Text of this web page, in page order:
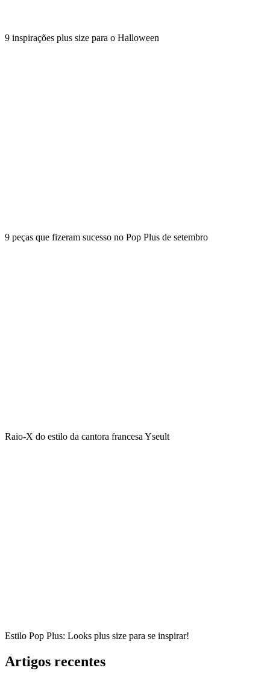
9 inspirações plus size para o Halloween
9 peças que fizeram sucesso no Pop Plus de setembro
Raio-X do estilo da cantora francesa Yseult
Estilo Pop Plus: Looks plus size para se inspirar!
Artigos recentes